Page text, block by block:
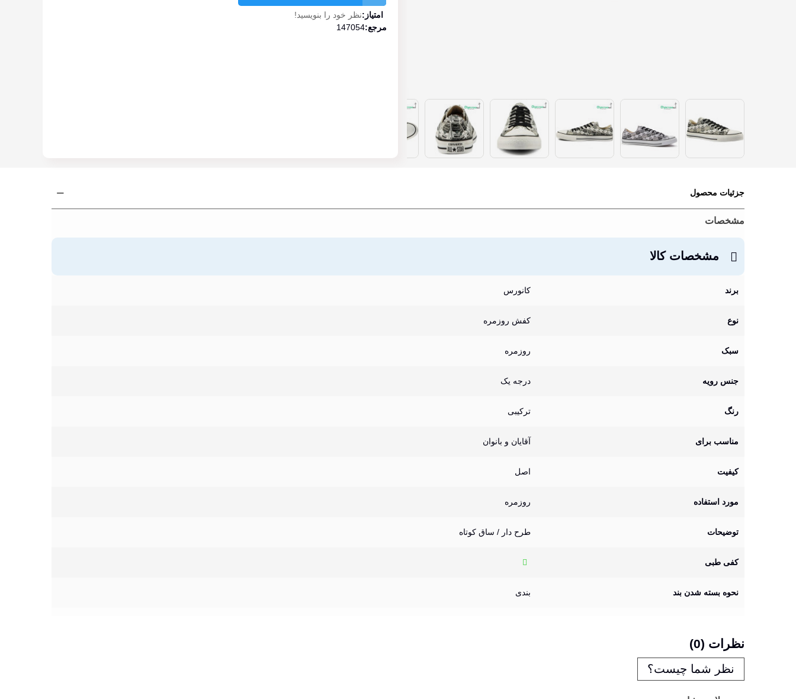
امتیاز:نظر خود را بنویسید!
مرجع:147054
جزئیات محصول
مشخصات
مشخصات کالا
برند کانورس
نوع کفش روزمره
سبک روزمره
جنس رویه درجه یک
رنگ ترکیبی
مناسب برای آقایان و بانوان
کیفیت اصل
مورد استفاده روزمره
توضیحات طرح دار / ساق کوتاه
کفی طبی
نحوه بسته شدن بند بندی
نظرات (0)
نظر شما چیست؟